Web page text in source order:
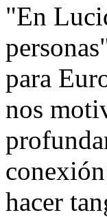
"En
para
nos
hacer